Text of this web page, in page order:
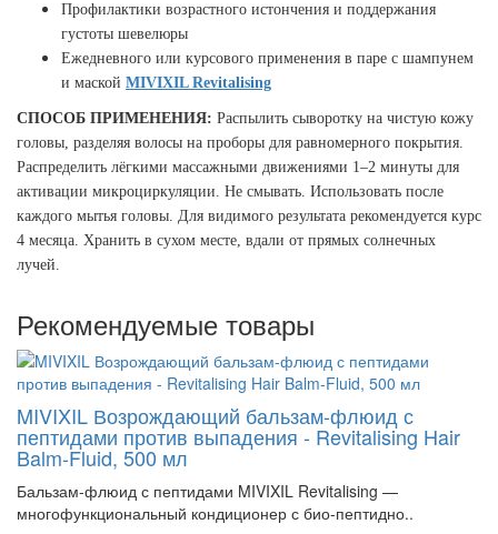
Профилактики возрастного истончения и поддержания
густоты шевелюры
Ежедневного или курсового применения в паре с шампунем
и маской MIVIXIL Revitalising
СПОСОБ ПРИМЕНЕНИЯ: Распылить сыворотку на чистую кожу
головы, разделяя волосы на проборы для равномерного покрытия.
Распределить лёгкими массажными движениями 1–2 минуты для
активации микроциркуляции. Не смывать. Использовать после
каждого мытья головы. Для видимого результата рекомендуется курс
4 месяца. Хранить в сухом месте, вдали от прямых солнечных
лучей.
Рекомендуемые товары
MIVIXIL Возрождающий бальзам-флюид с
пептидами против выпадения - Revitalising Hair
Balm-Fluid, 500 мл
Бальзам-флюид с пептидами MIVIXIL Revitalising —
многофункциональный кондиционер с био-пептидно..